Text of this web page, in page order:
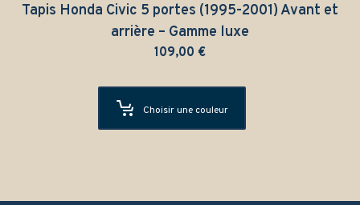
Tapis Honda Civic 5 portes (1995-2001) Avant et
arrière – Gamme luxe
109,00 €
Choisir une couleur